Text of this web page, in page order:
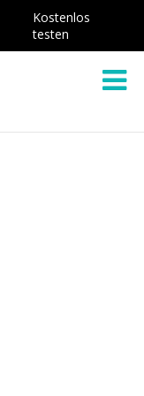
Kostenlos
testen